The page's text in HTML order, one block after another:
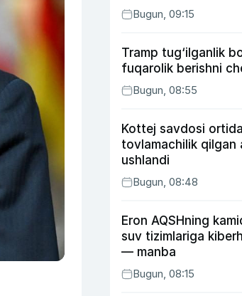
Bugun, 09:15
Tramp tug‘ilganlik
fuqarolik berishni
Bugun, 08:55
Kottej savdosi
tovlamachilik qilgan
ushlandi
Bugun, 08:48
Eron AQSHning
suv tizimlariga
— manba
Bugun, 08:15